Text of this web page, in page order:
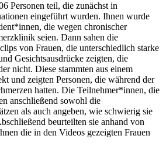
Personen teil, die zunächst in
eingeführt wurden. Ihnen wurde
die wegen chronischer
seien. Dann sahen die
von Frauen, die unterschiedlich starke
Gesichtsausdrücke zeigten, die
nicht. Diese stammten aus einem
und zeigten Personen, die während der
hatten. Die Teilnehmer*innen, die
anschließend sowohl die
als auch angeben, wie schwierig sie
beurteilten sie anhand von
die in den Videos gezeigten Frauen